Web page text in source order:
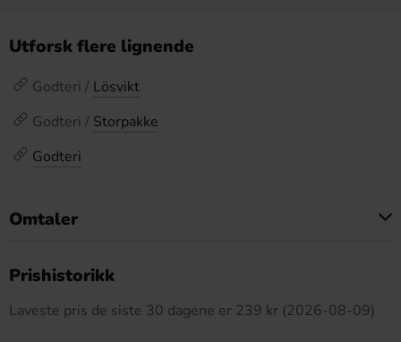
Utforsk flere lignende
Godteri / Lösvikt
Godteri / Storpakke
Godteri
Omtaler
Prishistorikk
Laveste pris de siste 30 dagene er 239 kr (2026-08-09)